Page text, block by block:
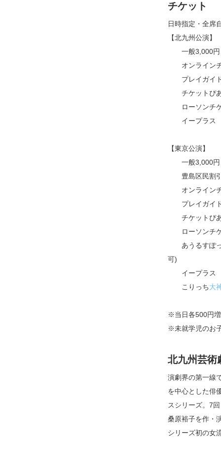
チケット
日時指定・全席
【北九州公演】
一般3,000円
オンラインチ
プレイガイド
チケットぴあ
ローソンチケ
イープラス
【東京公演】
一般3,000円
豊島区民割引
オンラインチ
プレイガイド
チケットぴあ
ローソンチケ
あうるすぽっ
可)
イープラス
こりっち大
※当日各500円増
※未就学児のお
北九州芸術
演劇界の第一線
を中心とした俳
スシリーズ。7
桑原裕子を作・
シリーズ初の女